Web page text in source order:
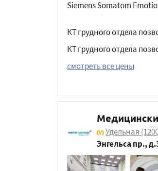
Siemens Somatom
КТ грудного отдела
КТ грудного отдела
смотреть все цены
Удельная
Энгельса пр.,